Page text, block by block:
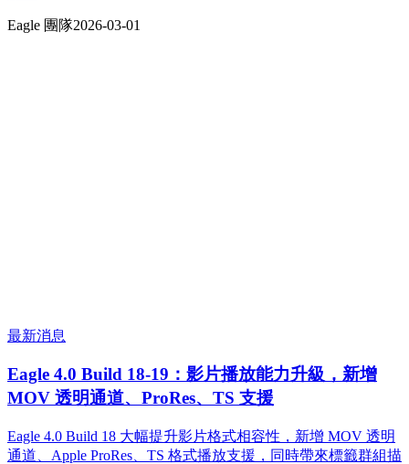
Eagle 團隊2026-03-01
最新消息
Eagle 4.0 Build 18-19：影片播放能力升級，新增
MOV 透明通道、ProRes、TS 支援
Eagle 4.0 Build 18 大幅提升影片格式相容性，新增 MOV 透明
通道、Apple ProRes、TS 格式播放支援，同時帶來標籤群組描